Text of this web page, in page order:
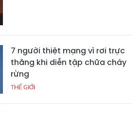
7 người thiệt mạng vì rơi trực
thăng khi diễn tập chữa cháy
rừng
THẾ GIỚI